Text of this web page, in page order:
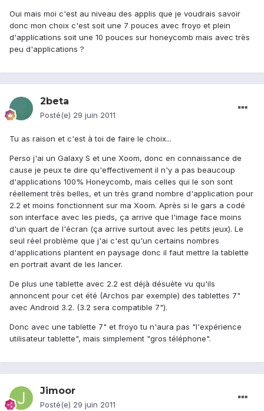
Oui mais moi c'est au niveau des applis que je voudrais savoir
donc mon choix c'est soit une 7 pouces avec froyo et plein
d'applications soit une 10 pouces sur honeycomb mais avec très
peu d'applications ?
2beta
Posté(e) 29 juin 2011
Tu as raison et c'est à toi de faire le choix...
Perso j'ai un Galaxy S et une Xoom, donc en connaissance de
cause je peux te dire qu'effectivement il n'y a pas beaucoup
d'applications 100% Honeycomb, mais celles qui le son sont
réellement très belles, et un très grand nombre d'application pour
2.2 et moins fonctionnent sur ma Xoom. Après si le gars a codé
son interface avec les pieds, ça arrive que l'image face moins
d'un quart de l'écran (ça arrive surtout avec les petits jeux). Le
seul réel problème que j'ai c'est qu'un certains nombres
d'applications plantent en paysage donc il faut mettre la tablette
en portrait avant de les lancer.
De plus une tablette avec 2.2 est déjà désuète vu qu'ils
annoncent pour cet été (Archos par exemple) des tablettes 7"
avec Android 3.2. (3.2 sera compatible 7").
Donc avec une tablette 7" et froyo tu n'aura pas "l'expérience
utilisateur tablette", mais simplement "gros téléphone".
Jimoor
Posté(e) 29 juin 2011